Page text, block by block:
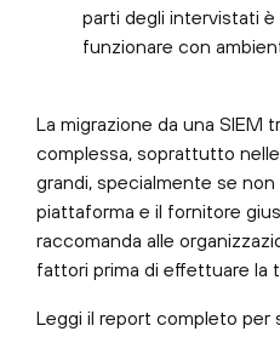
parti degli intervistati
funzionare con
La migrazione da una SIEM
complessa, soprattutto
grandi, specialmente se non
piattaforma e il fornitore
raccomanda alle
fattori prima di effettuare la
Leggi il report completo per